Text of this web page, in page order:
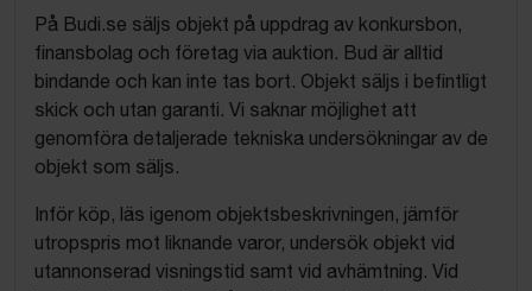
På Budi.se säljs objekt på uppdrag av konkursbon,
finansbolag och företag via auktion. Bud är alltid
bindande och kan inte tas bort. Objekt säljs i befintligt
skick och utan garanti. Vi saknar möjlighet att
genomföra detaljerade tekniska undersökningar av de
objekt som säljs.
Inför köp, läs igenom objektsbeskrivningen, jämför
utropspris mot liknande varor, undersök objekt vid
utannonserad visningstid samt vid avhämtning. Vid